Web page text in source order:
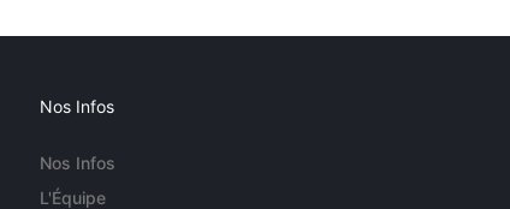
Nos Infos
Nos Infos
L'Équipe